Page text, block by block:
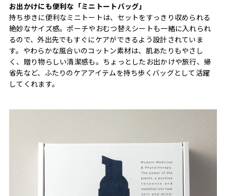
お出かけにも便利な「ミニトートバッグ」
持ち歩きに便利なミニトートは、セットをすっきり収められる
絶妙なサイズ感。ポーチやおむつ替えシートも一緒に入れられ
るので、外出先でもすぐにケアができるよう設計されていま
す。やわらかな風合いのコットン素材は、肌あたりもやさし
く、贈り物らしい清潔感も。ちょっとしたお出かけや旅行、帰
省先など、ふたりのケアアイテムを持ち歩くバッグとして活躍
してくれます。